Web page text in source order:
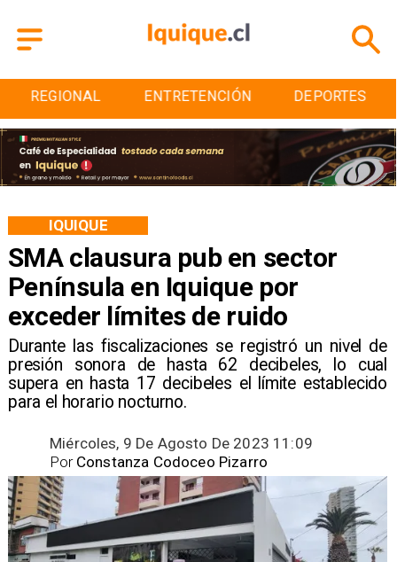
REGIONAL ENTRETENCIÓN DEPORTES
SMA clausura pub en sector
Península en Iquique por
exceder límites de ruido
Durante las fiscalizaciones se registró un nivel de
presión sonora de hasta 62 decibeles, lo cual
supera en hasta 17 decibeles el límite establecido
para el horario nocturno.
IQUIQUE
Miércoles, 9 De Agosto De 2023 11:09
Constanza Codoceo Pizarro
Por